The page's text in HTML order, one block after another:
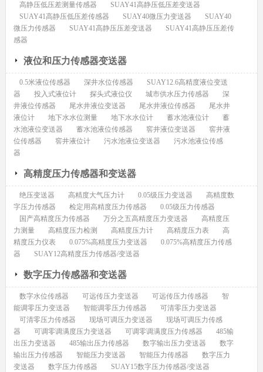
高静压低压差测量传感器
SUAY41高静压低压差变送器
SUAY41高静压低压差传感器
SUAY40微压力变送器
SUAY40
微压力传感器
SUAY41高静压压差变送器
SUAY41高静压压差传
感器
液位和压力传感器变送器
0.5米液位传感器 深井水位传感器
SUAY12.6高精度液位变送
器
投入式液位计 探头式液位仪 城市供水压力传感器
深
井液位传感器
尾水井液位变送器 尾水井液位传感器
尾水井
液位计
地下水水位测量 地下水水位计 蓄水池液位计
蓄
水池液位变送器
蓄水池液位传感器 窖井液位变送器
窖井液
位传感器
窖井液位计 污水池液位变送器
污水池液位传感
器
高精度压力传感器和变送器
绝压变送器 高精度大气压力计 0.05级压力变送器
高精度数
字压力传感器
检定用高精度压力传感器
0.05级压力传感器
国产高精度压力传感器
万分之五高精度压力变送器
高精度压
力测量
高精度压力检测 高精度压力计 高精度压力表
高
精度压力仪表
0.075%高精度压力变送器
0.075%高精度压力传感
器
SUAY12高精度压力传感器/变送器
数字压力传感器和变送器
数字水位传感器 可远传压力变送器 可远传压力传感器
智
能调零压力变送器
智能调零压力传感器
可清零压力变送器
可清零压力传感器
现场可调压力变送器
现场可调压力传感
器
可调零调满度压力变送器 可调零调满度压力传感器
485输
出压力变送器
485输出压力传感器 数字输出压力变送器
数字
输出压力传感器
智能压力变送器 智能压力传感器
数字压力
变送器
数字压力传感器 SUAY15数字压力传感器/变送器